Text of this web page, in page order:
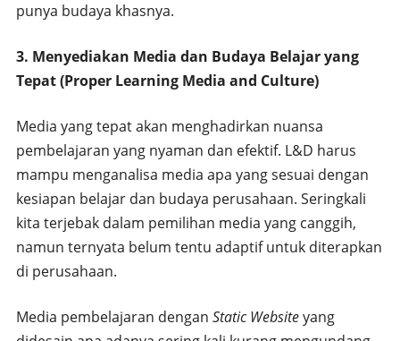
punya budaya khasnya.
3. Menyediakan Media dan Budaya Belajar yang
Tepat (Proper Learning Media and Culture)
Media yang tepat akan menghadirkan nuansa
pembelajaran yang nyaman dan efektif. L&D harus
mampu menganalisa media apa yang sesuai dengan
kesiapan belajar dan budaya perusahaan. Seringkali
kita terjebak dalam pemilihan media yang canggih,
namun ternyata belum tentu adaptif untuk diterapkan
di perusahaan.
Media pembelajaran dengan Static Websiteyang